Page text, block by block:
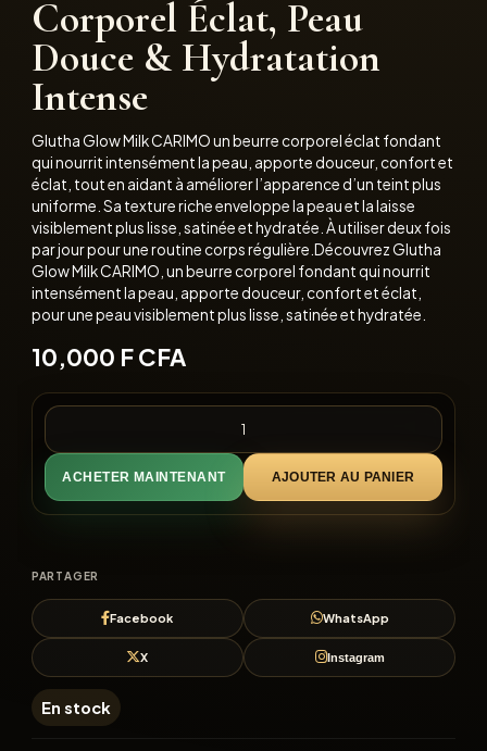
Corporel Éclat, Peau
Douce & Hydratation
Intense
10,000 F CFA
Glutha Glow Milk CARIMO un beurre corporel éclat fondant
qui nourrit intensément la peau, apporte douceur, confort et
éclat, tout en aidant à améliorer l’apparence d’un teint plus
uniforme. Sa texture riche enveloppe la peau et la laisse
visiblement plus lisse, satinée et hydratée. À utiliser deux fois
par jour pour une routine corps régulière.Découvrez Glutha
Glow Milk CARIMO, un beurre corporel fondant qui nourrit
intensément la peau, apporte douceur, confort et éclat,
pour une peau visiblement plus lisse, satinée et hydratée.
AJOUTER AU PANIER
ACHETER MAINTENANT
PARTAGER
Facebook WhatsApp
X Instagram
En stock